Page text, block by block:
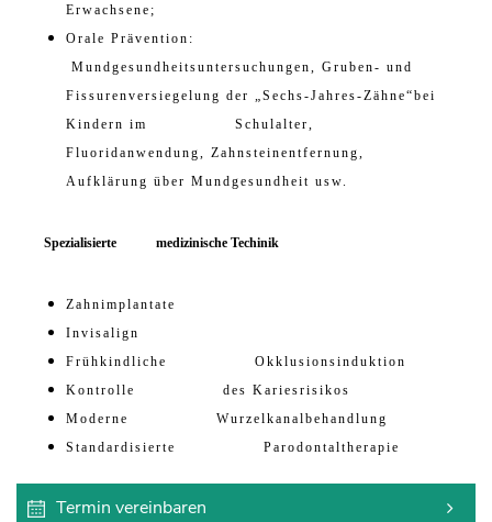
Erwachsene;
Orale Prävention:
Mundgesundheitsuntersuchungen, Gruben- und
Fissurenversiegelung der „Sechs-Jahres-Zähne“bei
Kindern im Schulalter,
Fluoridanwendung, Zahnsteinentfernung,
Aufklärung über Mundgesundheit usw.
Spezialisierte medizinische Techinik
Zahnimplantate
Invisalign
Frühkindliche Okklusionsinduktion
Kontrolle des Kariesrisikos
Moderne Wurzelkanalbehandlung
Standardisierte Parodontaltherapie
Termin vereinbaren